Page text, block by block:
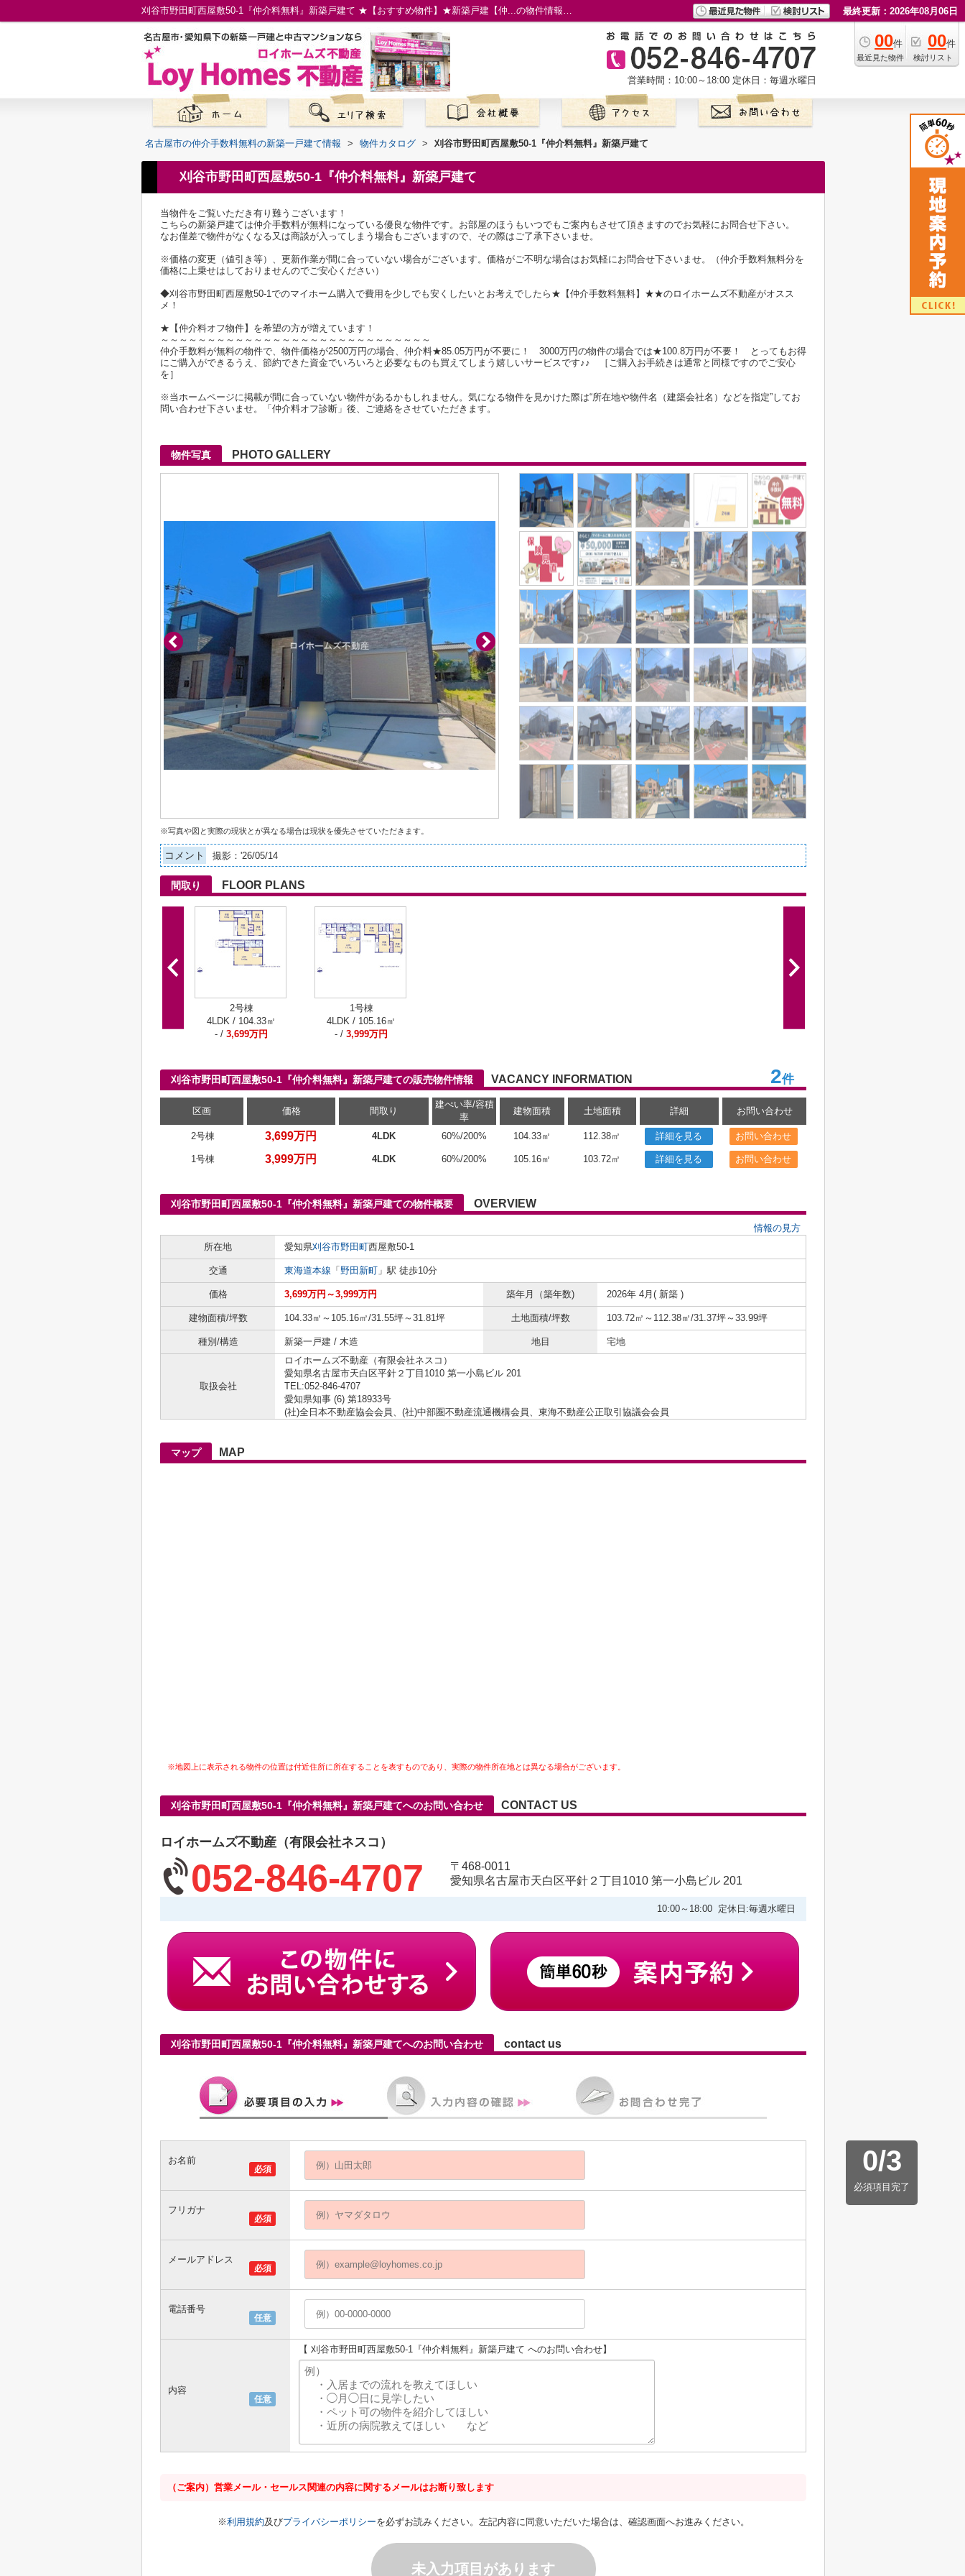
刈谷市野田町西屋敷50-1『仲介料無料』新築戸建て ★【おすすめ物件】★新築戸建【仲...の物件情報／名古屋市の仲介手数料無料の新築一戸建て／ロイホームズ不動産 最終更新：2026年08月06日
00件
最近見た物件
00件
検討リスト
営業時間：10:00～18:00 定休日：毎週水曜日
名古屋市の仲介手数料無料の新築一戸建て情報 > 物件カタログ > 刈谷市野田町西屋敷50-1『仲介料無料』新築戸建て
刈谷市野田町西屋敷50-1『仲介料無料』新築戸建て
当物件をご覧いただき有り難うございます！
こちらの新築戸建ては仲介手数料が無料になっている優良な物件です。お部屋のほうもいつでもご案内もさせて頂きますのでお気軽にお問合せ下さい。
なお僅差で物件がなくなる又は商談が入ってしまう場合もございますので、その際はご了承下さいませ。
※価格の変更（値引き等）、更新作業が間に合っていない場合がございます。価格がご不明な場合はお気軽にお問合せ下さいませ。（仲介手数料無料分を
価格に上乗せはしておりませんのでご安心ください）
◆刈谷市野田町西屋敷50-1でのマイホーム購入で費用を少しでも安くしたいとお考えでしたら★【仲介手数料無料】★★のロイホームズ不動産がオスス
メ！
★【仲介料オフ物件】を希望の方が増えています！
～～～～～～～～～～～～～～～～～～～～～～～～～～～～～
仲介手数料が無料の物件で、物件価格が2500万円の場合、仲介料★85.05万円が不要に！ 3000万円の物件の場合では★100.8万円が不要！ とってもお得
にご購入ができるうえ、節約できた資金でいろいろと必要なものも買えてしまう嬉しいサービスです♪♪ ［ご購入お手続きは通常と同様ですのでご安心
を］
※当ホームページに掲載が間に合っていない物件があるかもしれません。気になる物件を見かけた際は“所在地や物件名（建築会社名）などを指定”してお
問い合わせ下さいませ。「仲介料オフ診断」後、ご連絡をさせていただきます。
物件写真 PHOTO GALLERY
※写真や図と実際の現状とが異なる場合は現状を優先させていただきます。
コメント 撮影：'26/05/14
間取り FLOOR PLANS
2号棟
4LDK / 104.33㎡
- / 3,699万円
1号棟
4LDK / 105.16㎡
- / 3,999万円
刈谷市野田町西屋敷50-1『仲介料無料』新築戸建ての販売物件情報 VACANCY INFORMATION 2件
区画 価格 間取り
建ぺい率/容積
率
建物面積 土地面積 詳細 お問い合わせ
2号棟 3,699万円 4LDK 60%/200% 104.33㎡ 112.38㎡ 詳細を見る お問い合わせ
1号棟 3,999万円 4LDK 60%/200% 105.16㎡ 103.72㎡ 詳細を見る お問い合わせ
刈谷市野田町西屋敷50-1『仲介料無料』新築戸建ての物件概要 OVERVIEW
情報の見方
所在地
愛知県刈谷市野田町西屋敷50-1
交通 東海道本線 「 野田新町 」駅 徒歩10分
価格 3,699万円～3,999万円 築年月（築年数) 2026年 4月( 新築 )
建物面積/坪数 104.33㎡～105.16㎡/31.55坪～31.81坪 土地面積/坪数 103.72㎡～112.38㎡/31.37坪～33.99坪
種別/構造 新築一戸建 / 木造 地目 宅地
取扱会社
ロイホームズ不動産（有限会社ネスコ）
愛知県名古屋市天白区平針２丁目1010 第一小島ビル 201
TEL:052-846-4707
愛知県知事 (6) 第18933号
(社)全日本不動産協会会員、(社)中部圏不動産流通機構会員、東海不動産公正取引協議会会員
マップ MAP
※地図上に表示される物件の位置は付近住所に所在することを表すものであり、実際の物件所在地とは異なる場合がございます。
刈谷市野田町西屋敷50-1『仲介料無料』新築戸建てへのお問い合わせ CONTACT US
ロイホームズ不動産（有限会社ネスコ）
052-846-4707
〒468-0011
愛知県名古屋市天白区平針２丁目1010 第一小島ビル 201
10:00～18:00 定休日:毎週水曜日
刈谷市野田町西屋敷50-1『仲介料無料』新築戸建てへのお問い合わせ contact us
0/3
必須項目完了
必須
お名前
必須
フリガナ
必須
メールアドレス
任意
電話番号
任意
内容
【 刈谷市野田町西屋敷50-1『仲介料無料』新築戸建て へのお問い合わせ】
（ご案内）営業メール・セールス関連の内容に関するメールはお断り致します
※利用規約及びプライバシーポリシーを必ずお読みください。左記内容に同意いただいた場合は、確認画面へお進みください。
未入力項目があります